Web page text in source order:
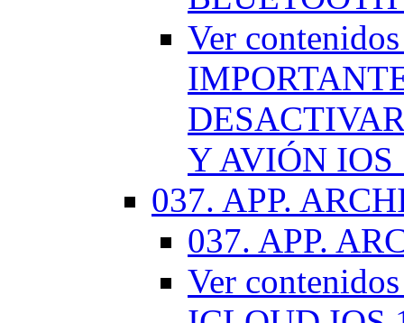
Ver
Y AVIÓN IOS
037. APP.
037. APP.
Ver